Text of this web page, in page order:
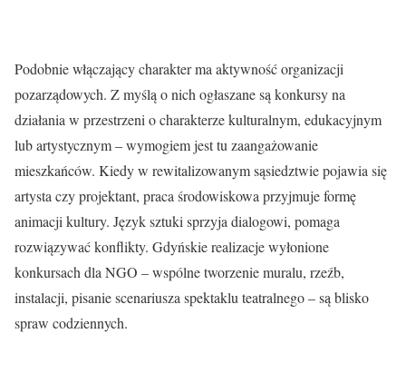
Podobnie włączający charakter ma aktywność organizacji
pozarządowych. Z myślą o nich ogłaszane są konkursy na
działania w przestrzeni o charakterze kulturalnym, edukacyjnym
lub artystycznym – wymogiem jest tu zaangażowanie
mieszkańców. Kiedy w rewitalizowanym sąsiedztwie pojawia się
artysta czy projektant, praca środowiskowa przyjmuje formę
animacji kultury. Język sztuki sprzyja dialogowi, pomaga
rozwiązywać konflikty. Gdyńskie realizacje wyłonione
konkursach dla NGO – wspólne tworzenie muralu, rzeźb,
instalacji, pisanie scenariusza spektaklu teatralnego – są blisko
spraw codziennych.